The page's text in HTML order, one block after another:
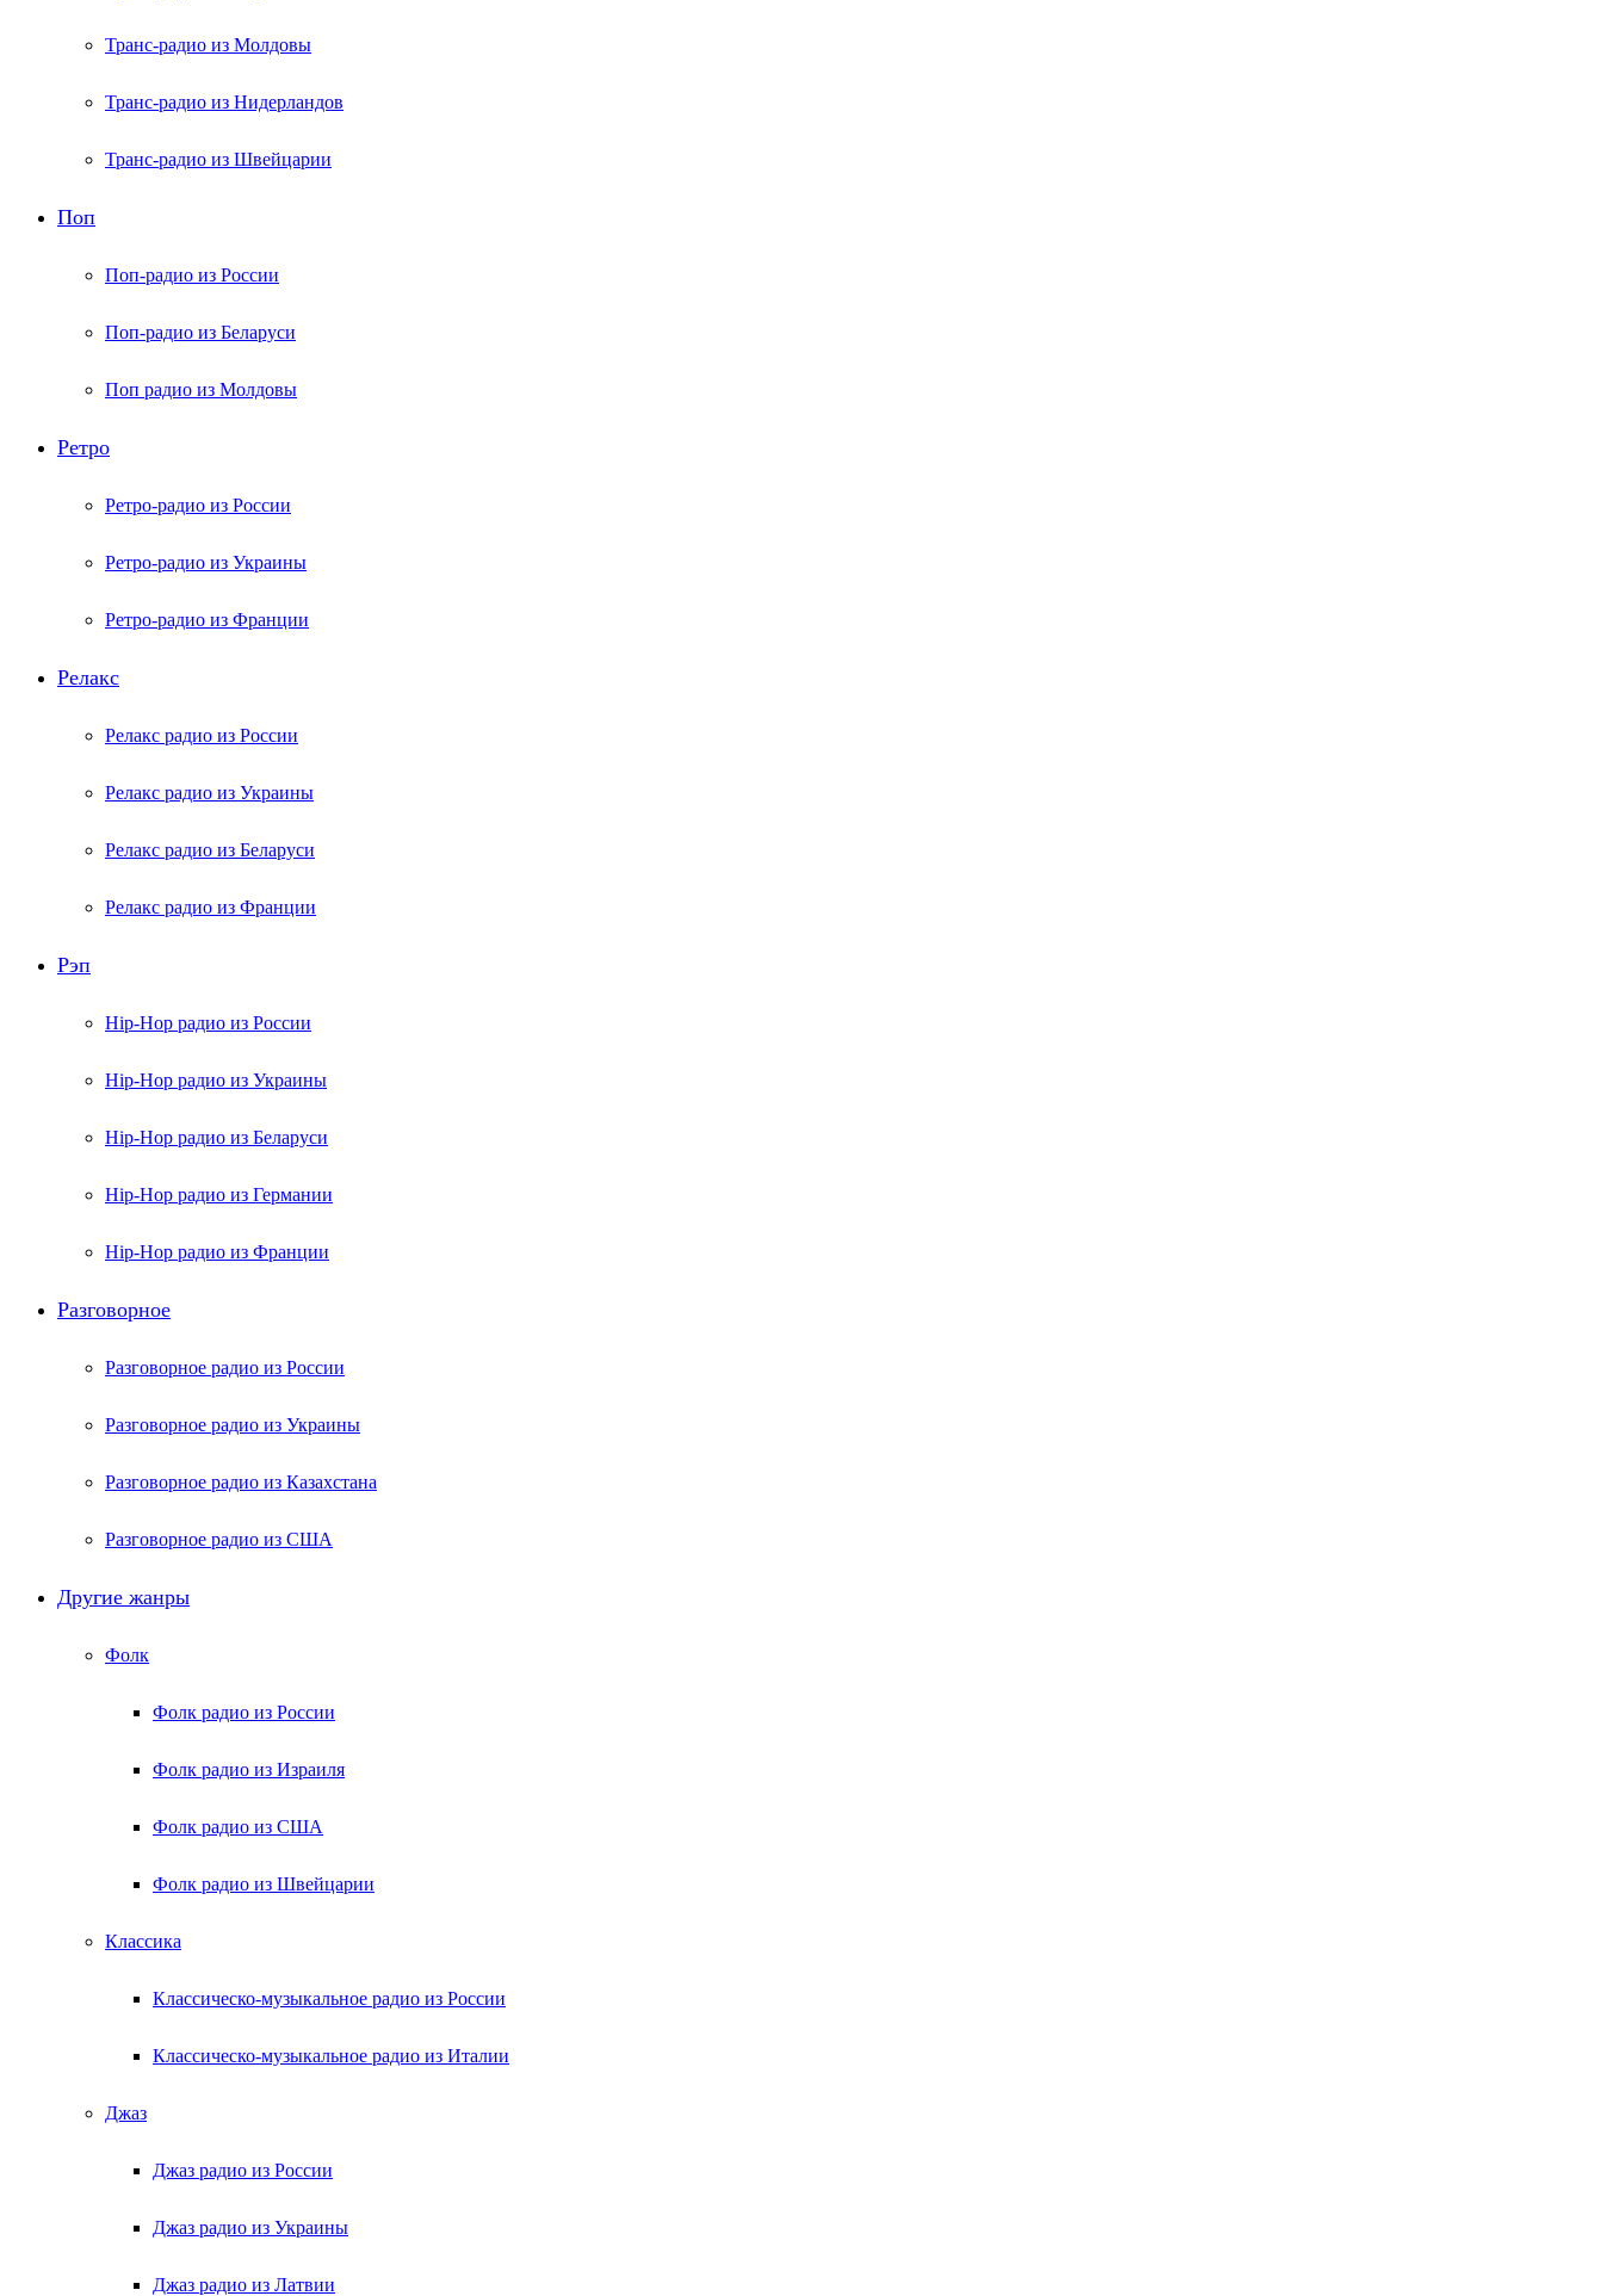
Транс-радио из Молдовы
Транс-радио из Нидерландов
Транс-радио из Швейцарии
Поп
Поп-радио из России
Поп-радио из Беларуси
Поп радио из Молдовы
Ретро
Ретро-радио из России
Ретро-радио из Украины
Ретро-радио из Франции
Релакс
Релакс радио из России
Релакс радио из Украины
Релакс радио из Беларуси
Релакс радио из Франции
Рэп
Hip-Hop радио из России
Hip-Hop радио из Украины
Hip-Hop радио из Беларуси
Hip-Hop радио из Германии
Hip-Hop радио из Франции
Разговорное
Разговорное радио из России
Разговорное радио из Украины
Разговорное радио из Казахстана
Разговорное радио из США
Другие жанры
Фолк
Фолк радио из России
Фолк радио из Израиля
Фолк радио из США
Фолк радио из Швейцарии
Классика
Классическо-музыкальное радио из России
Классическо-музыкальное радио из Италии
Джаз
Джаз радио из России
Джаз радио из Украины
Джаз радио из Латвии